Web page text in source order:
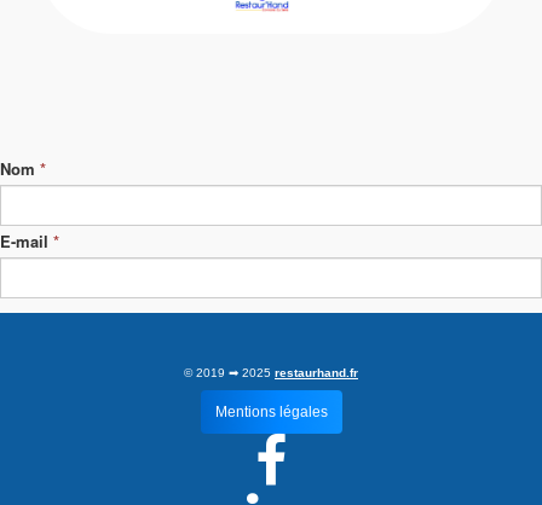
Nom *
E-mail *
Je veux recevoir des newsletters
© 2019 ➡ 2025 restaurhand.fr
Mentions légales
